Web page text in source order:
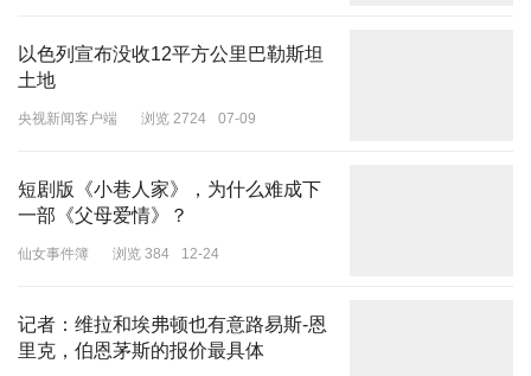
辅助驾驶方面，2026款MG7搭载了NGP高阶智能驾驶辅助系统。基
出行场景。
动力表现上，2026款MG7延续了双动力布局：1.5T版本输出138kW
及300N·m峰值扭矩，匹配7速湿式双离合变速箱。2.0T版本则更为
以色列宣布没收12平方公里巴勒斯坦
土地
央视新闻客户端 浏览 2724 07-09
短剧版《小巷人家》，为什么难成下
一部《父母爱情》？
仙女事件簿 浏览 384 12-24
记者：维拉和埃弗顿也有意路易斯-恩
里克，伯恩茅斯的报价最具体